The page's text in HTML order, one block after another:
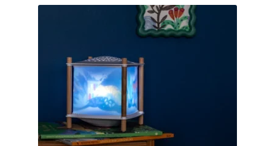
ancien